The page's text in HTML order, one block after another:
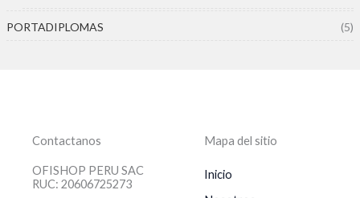
PORTADIPLOMAS (5)
Contactanos
OFISHOP PERU SAC
RUC: 20606725273
Mapa del sitio
Inicio